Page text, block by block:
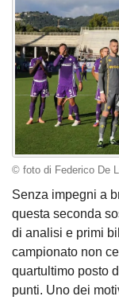
© foto di Federico De
Senza impegni a
questa seconda
di analisi e primi
campionato non
quartultimo posto
punti. Uno dei